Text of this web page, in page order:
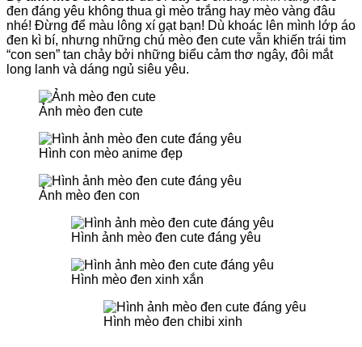
đen đáng yêu không thua gì mèo trắng hay mèo vàng đâu
nhé! Đừng để màu lông xí gạt bạn! Dù khoác lên mình lớp áo
đen kì bí, nhưng những chú mèo đen cute vẫn khiến trái tim
“con sen” tan chảy bởi những biểu cảm thơ ngây, đôi mắt
long lanh và dáng ngủ siêu yêu.
Ảnh mèo đen cute
Hình con mèo anime đẹp
Ảnh mèo đen con
Hình ảnh mèo đen cute đáng yêu
Hình mèo đen xinh xắn
Hình mèo đen chibi xinh